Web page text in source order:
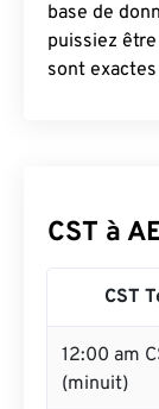
base de
puissiez
sont exactes
CST à
CST
12:00 am
(minuit)